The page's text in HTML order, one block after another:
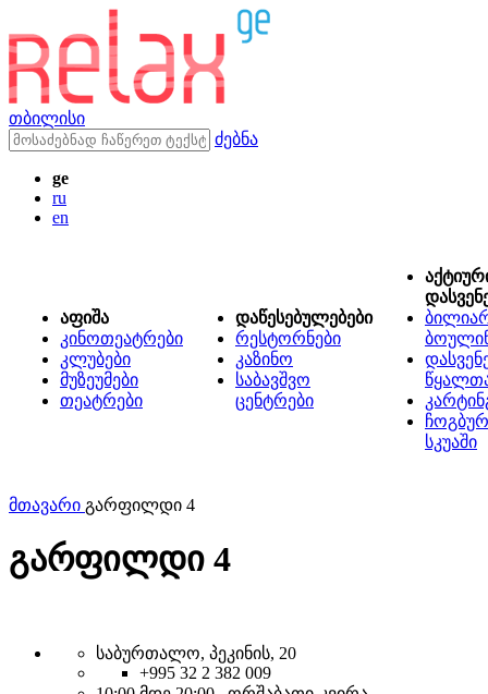
თბილისი
ძებნა
ge
ru
en
აფიშა
კინოთეატრები
კლუბები
მუზეუმები
თეატრები
დაწესებულებები
რესტორნები
კაზინო
საბავშვო
ცენტრები
სკუაში
მთავარი გარფილდი 4
გარფილდი 4
საბურთალო, პეკინის, 20
+995 32 2 382 009